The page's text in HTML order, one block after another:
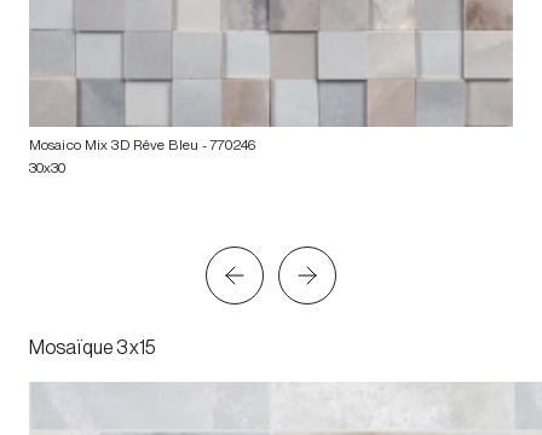
Mosaico Mix 3D Rêve Bleu - 770246
30x30
Mosaïque 3x15